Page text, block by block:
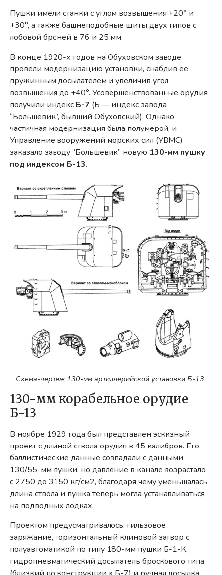
Пушки имели станки с углом возвышения +20° и
+30°, а также башнеподобные щиты двух типов с
лобовой броней в 76 и 25 мм.
В конце 1920-х годов на Обуховском заводе
провели модернизацию установки, снабдив ее
пружинным досылателем и увеличив угол
возвышения до +40°. Усовершенствованные орудия
получили индекс Б-7 (Б — индекс завода
“Большевик”, бывший Обуховский). Однако
частичная модернизация была полумерой, и
Управление вооружений морских сил (УВМС)
заказало заводу “Большевик” новую 130-мм пушку
под индексом Б-13.
Схема-чертеж 130-мм артиллерийской установки Б-13
130-мм корабельное орудие
Б-13
В ноябре 1929 года был представлен эскизный
проект с длиной ствола орудия в 45 калибров. Его
баллистические данные совпадали с данными
130/55-мм пушки, но давление в канале возрастало
с 2750 до 3150 кг/см2, благодаря чему уменьшалась
длина ствола и пушка теперь могла устанавливаться
на подводных лодках.
Проектом предусматривалось: гильзовое
заряжание, горизонтальный клиновой затвор с
полуавтоматикой по типу 180-мм пушки Б-1-К,
гидропневматический досылатель броскового типа